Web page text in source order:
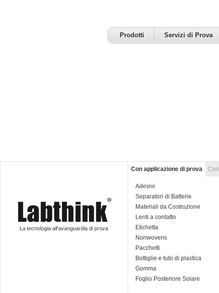
Prodotti Servizi di Prova
La tecnologia all'avanguardia di prova
Con applicazione di prova
Adesivi
Separatori di Batterie
Materiali da Costruzione
Impermeabilizzazione
Lenti a contatto
Etichetta
Nonwovens
Pacchetti
Bottiglie e tubi di plastica
Gomma
Foglio Posteriore Solare